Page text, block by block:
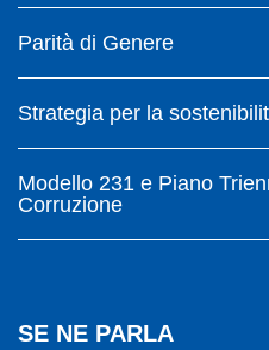
Parità di Genere
Strategia per la
Modello 231 e Piano
Corruzione
SE NE PARLA